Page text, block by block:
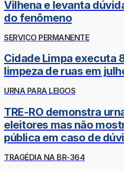
Vilhena e levanta
do fenômeno
SERVIÇO PERMANENTE
Cidade Limpa executa
limpeza de ruas em
URNA PARA LEIGOS
TRE-RO demonstra
eleitores mas não
pública em caso de
TRAGÉDIA NA BR-364